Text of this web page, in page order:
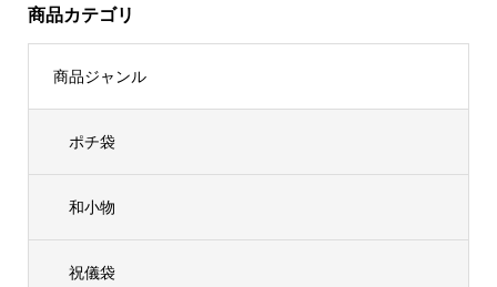
商品カテゴリ
商品ジャンル
ポチ袋
和小物
祝儀袋